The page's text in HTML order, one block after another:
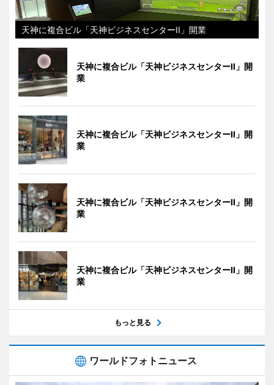
天神に複合ビル「天神ビジネスセンターII」開業
天神に複合ビル「天神ビジネスセンターII」開
業
天神に複合ビル「天神ビジネスセンターII」開
業
天神に複合ビル「天神ビジネスセンターII」開
業
天神に複合ビル「天神ビジネスセンターII」開
業
もっと見る
ワールドフォトニュース